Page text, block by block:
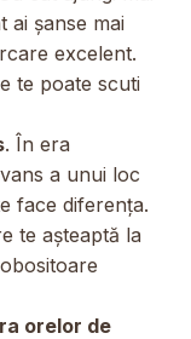
ai șanse mai
excelent.
te poate scuti
. În era
a unui loc
face diferența.
te așteaptă la
orelor de